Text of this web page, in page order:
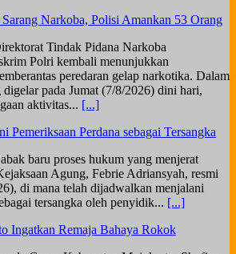
Narkoba, Polisi Amankan 53 Orang
Tindak Pidana Narkoba
Polri kembali menunjukkan
peredaran gelap narkotika. Dalam
digelar pada Jumat (7/8/2026) dini hari,
aktivitas... [...]
Pemeriksaan Perdana sebagai Tersangka
baru proses hukum yang menjerat
Agung, Febrie Adriansyah, resmi
di mana telah dijadwalkan menjalani
tersangka oleh penyidik... [...]
Ingatkan Remaja Bahaya Rokok